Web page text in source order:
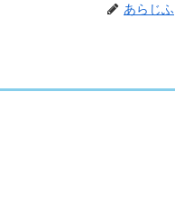
あらじふ